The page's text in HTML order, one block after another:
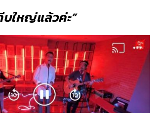
ใหญ่แล้วค่ะ”